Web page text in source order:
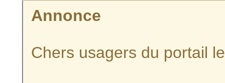
Annonce
Chers usagers du portail